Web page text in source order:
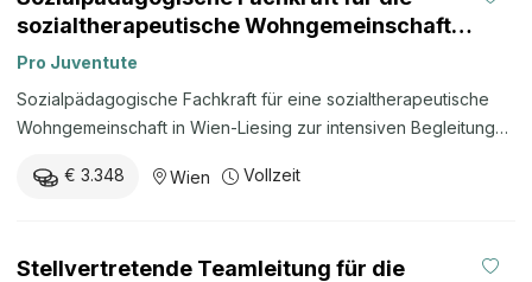
sozialtherapeutische Wohngemeinschaft
Breitenfurter Straße (m./w./d.)
Pro Juventute
Sozialpädagogische Fachkraft für eine sozialtherapeutische
Wohngemeinschaft in Wien-Liesing zur intensiven Begleitung
mit Schulen und Jugendhilfe sowie Förderung von
€ 3.348 Wien Vollzeit
Stellvertretende Teamleitung für die